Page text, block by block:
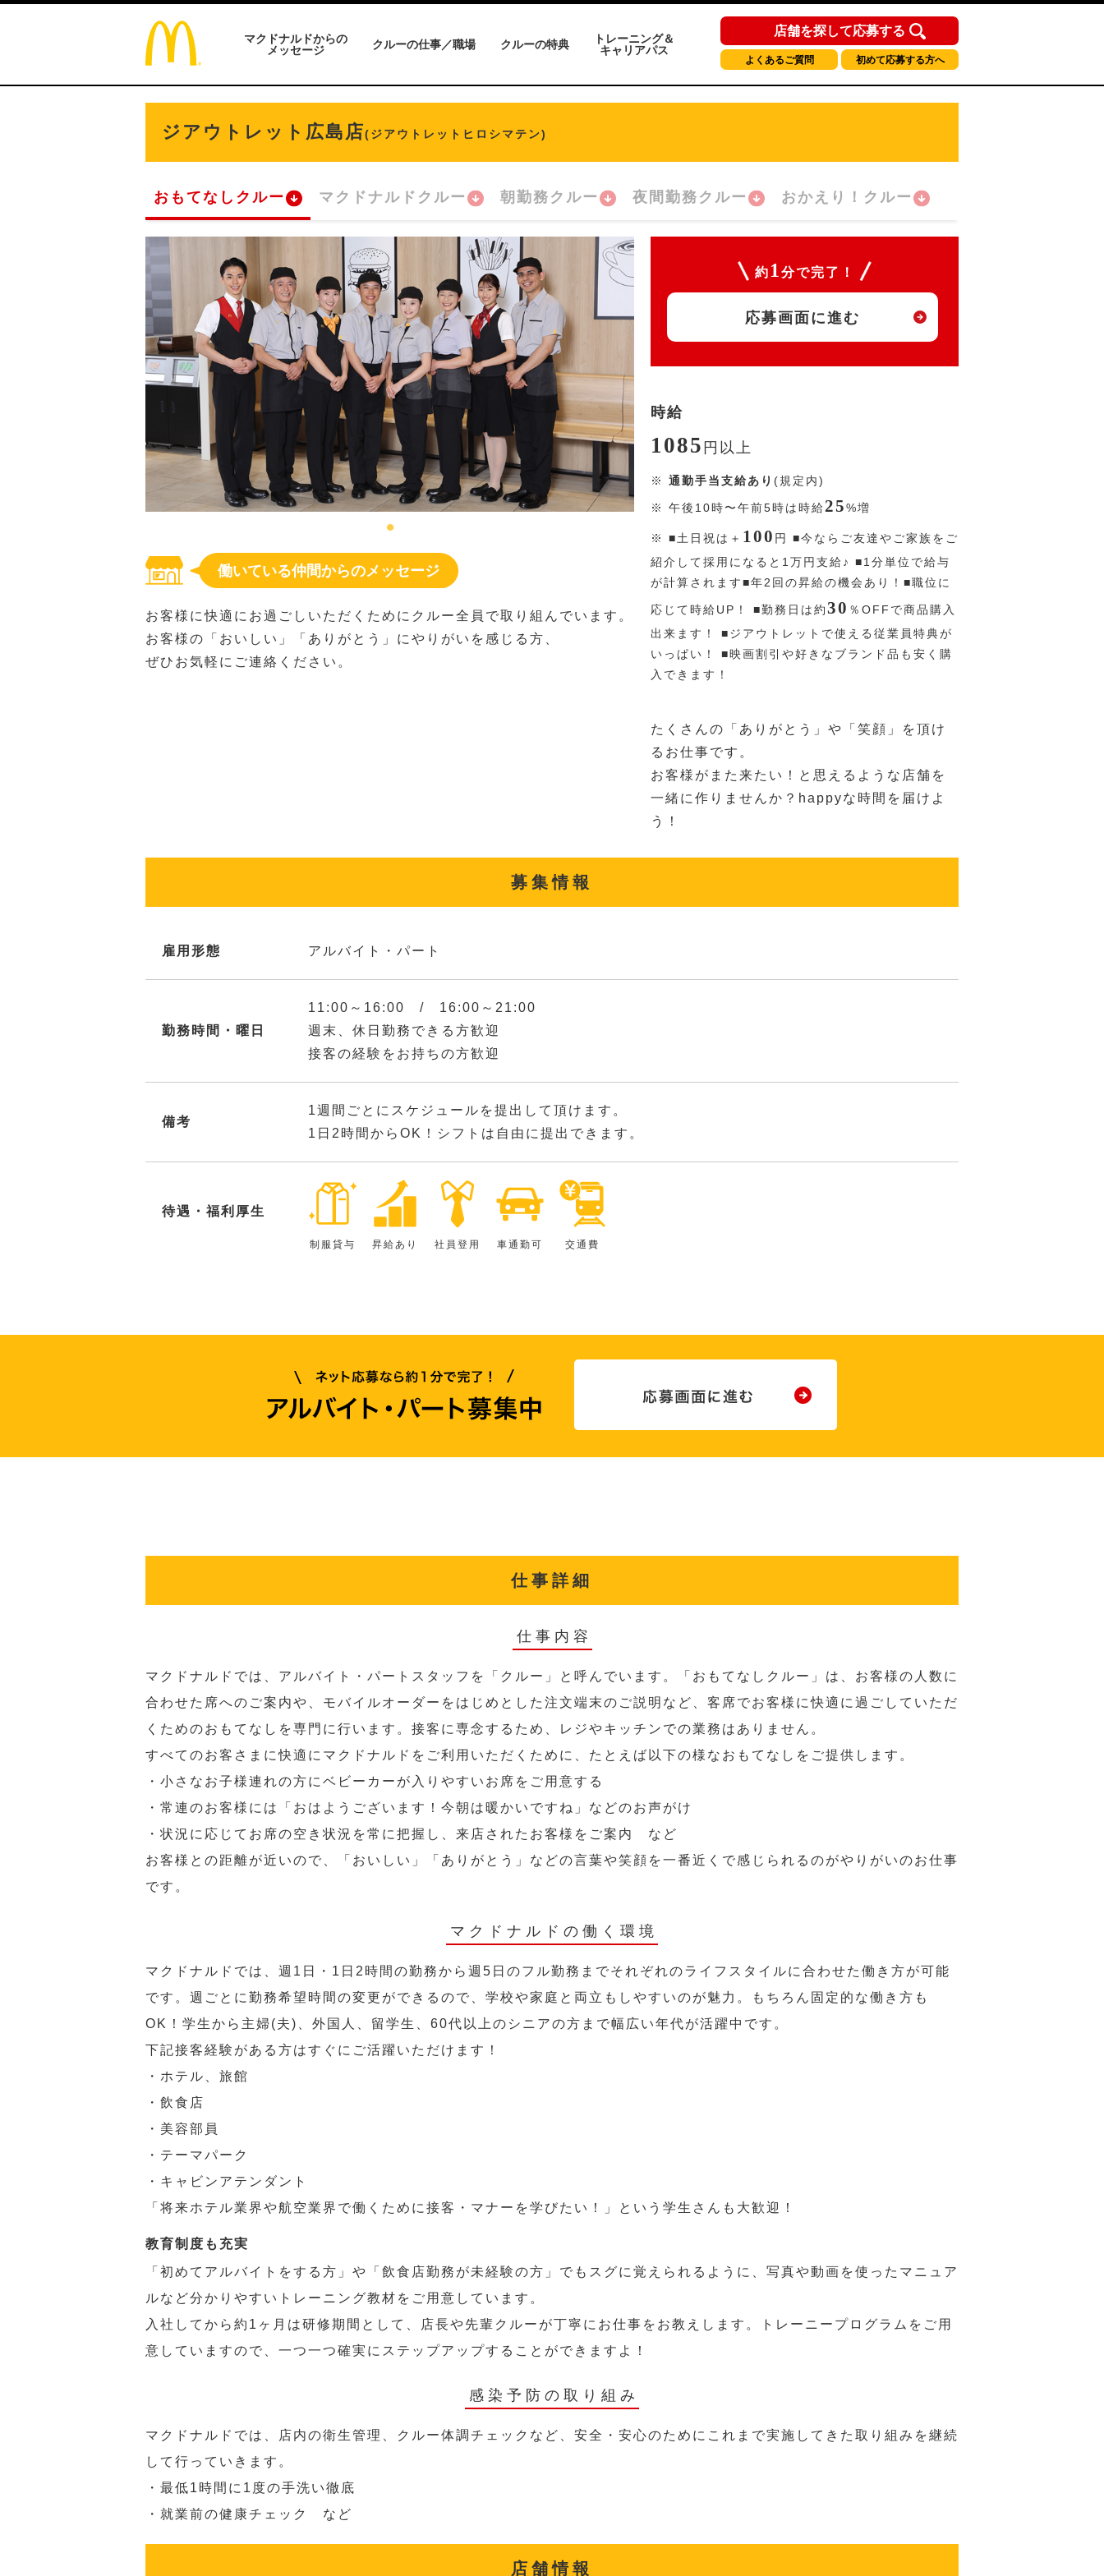
マクドナルドからの
メッセージ
クルーの仕事／職場 クルーの特典
トレーニング＆
キャリアパス
店舗を探して応募する
よくあるご質問 初めて応募する方へ
ジアウトレット広島店(ジアウトレットヒロシマテン)
おもてなしクルー マクドナルドクルー 朝勤務クルー 夜間勤務クルー おかえり！クルー
働いている仲間からのメッセージ
お客様に快適にお過ごしいただくためにクルー全員で取り組んでいます。
お客様の「おいしい」「ありがとう」にやりがいを感じる方、
ぜひお気軽にご連絡ください。
約 1 分で完了！
応募画面に進む
時給
1085 円 以上
※ 通勤手当支給あり (規定内)
※ 午後10時〜午前5時は時給25%増
※ ■土日祝は＋ 100 円
■今ならご友達やご家族をご
紹介して採用になると1万円支給♪ ■1分単位で給与
が計算されます■年2回の昇給の機会あり！■職位に
応じて時給UP！ ■勤務日は約30 ％ OFFで商品購入
出来ます！ ■ジアウトレットで使える従業員特典が
いっぱい！ ■映画割引や好きなブランド品も安く購
入できます！
たくさんの「ありがとう」や「笑顔」を頂け
るお仕事です。
お客様がまた来たい！と思えるような店舗を
一緒に作りませんか？happyな時間を届けよ
う！
募集情報
雇用形態 アルバイト・パート
勤務時間・曜日
11:00～16:00 / 16:00～21:00
週末、休日勤務できる方歓迎
接客の経験をお持ちの方歓迎
備考
1週間ごとにスケジュールを提出して頂けます。
1日2時間からOK！シフトは自由に提出できます。
待遇・福利厚生
制服貸与 昇給あり 社員登用 車通勤可 交通費
仕事詳細
仕事内容
マクドナルドでは、アルバイト・パートスタッフを「クルー」と呼んでいます。「おもてなしクルー」は、お客様の人数に
合わせた席へのご案内や、モバイルオーダーをはじめとした注文端末のご説明など、客席でお客様に快適に過ごしていただ
くためのおもてなしを専門に行います。接客に専念するため、レジやキッチンでの業務はありません。
すべてのお客さまに快適にマクドナルドをご利用いただくために、たとえば以下の様なおもてなしをご提供します。
・小さなお子様連れの方にベビーカーが入りやすいお席をご用意する
・常連のお客様には「おはようございます！今朝は暖かいですね」などのお声がけ
・状況に応じてお席の空き状況を常に把握し、来店されたお客様をご案内 など
お客様との距離が近いので、「おいしい」「ありがとう」などの言葉や笑顔を一番近くで感じられるのがやりがいのお仕事
です。
マクドナルドの働く環境
マクドナルドでは、週1日・1日2時間の勤務から週5日のフル勤務までそれぞれのライフスタイルに合わせた働き方が可能
です。週ごとに勤務希望時間の変更ができるので、学校や家庭と両立もしやすいのが魅力。もちろん固定的な働き方も
OK！学生から主婦(夫)、外国人、留学生、60代以上のシニアの方まで幅広い年代が活躍中です。
下記接客経験がある方はすぐにご活躍いただけます！
・ホテル、旅館
・飲食店
・美容部員
・テーマパーク
・キャビンアテンダント
「将来ホテル業界や航空業界で働くために接客・マナーを学びたい！」という学生さんも大歓迎！
教育制度も充実
「初めてアルバイトをする方」や「飲食店勤務が未経験の方」でもスグに覚えられるように、写真や動画を使ったマニュア
ルなど分かりやすいトレーニング教材をご用意しています。
入社してから約1ヶ月は研修期間として、店長や先輩クルーが丁寧にお仕事をお教えします。トレーニープログラムをご用
意していますので、一つ一つ確実にステップアップすることができますよ！
感染予防の取り組み
マクドナルドでは、店内の衛生管理、クルー体調チェックなど、安全・安心のためにこれまで実施してきた取り組みを継続
して行っていきます。
・最低1時間に1度の手洗い徹底
・就業前の健康チェック など
店舗情報